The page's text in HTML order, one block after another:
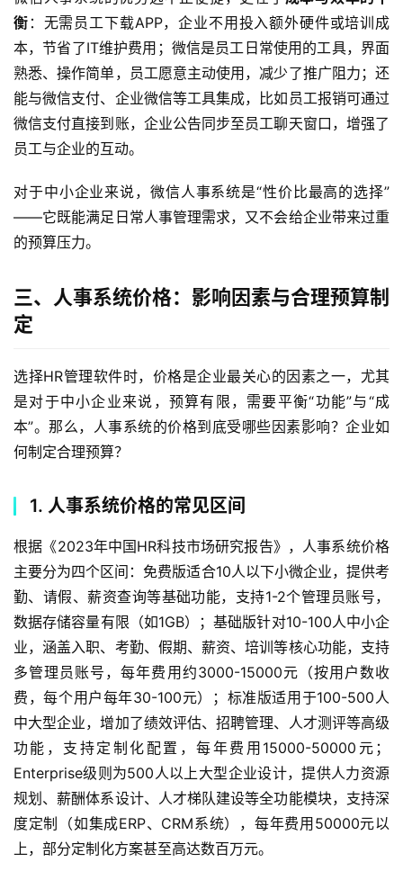
衡 ：无需员工下载APP，企业不用投入额外硬件或培训成
本，节省了IT维护费用；微信是员工日常使用的工具，界面
熟悉、操作简单，员工愿意主动使用，减少了推广阻力；还
能与微信支付、企业微信等工具集成，比如员工报销可通过
微信支付直接到账，企业公告同步至员工聊天窗口，增强了
员工与企业的互动。
对于中小企业来说，微信人事系统是“性价比最高的选择”
——它既能满足日常人事管理需求，又不会给企业带来过重
的预算压力。
三、人事系统价格：影响因素与合理预算制
定
选择HR管理软件时，价格是企业最关心的因素之一，尤其
是对于中小企业来说，预算有限，需要平衡“功能”与“成
本”。那么，人事系统的价格到底受哪些因素影响？企业如
何制定合理预算？
1. 人事系统价格的常见区间
根据《2023年中国HR科技市场研究报告》，人事系统价格
主要分为四个区间：免费版适合10人以下小微企业，提供考
勤、请假、薪资查询等基础功能，支持1-2个管理员账号，
数据存储容量有限（如1GB）；基础版针对10-100人中小企
业，涵盖入职、考勤、假期、薪资、培训等核心功能，支持
多管理员账号，每年费用约3000-15000元（按用户数收
费，每个用户每年30-100元）；标准版适用于100-500人
中大型企业，增加了绩效评估、招聘管理、人才测评等高级
功能，支持定制化配置，每年费用15000-50000元；
Enterprise级则为500人以上大型企业设计，提供人力资源
规划、薪酬体系设计、人才梯队建设等全功能模块，支持深
度定制（如集成ERP、CRM系统），每年费用50000元以
上，部分定制化方案甚至高达数百万元。